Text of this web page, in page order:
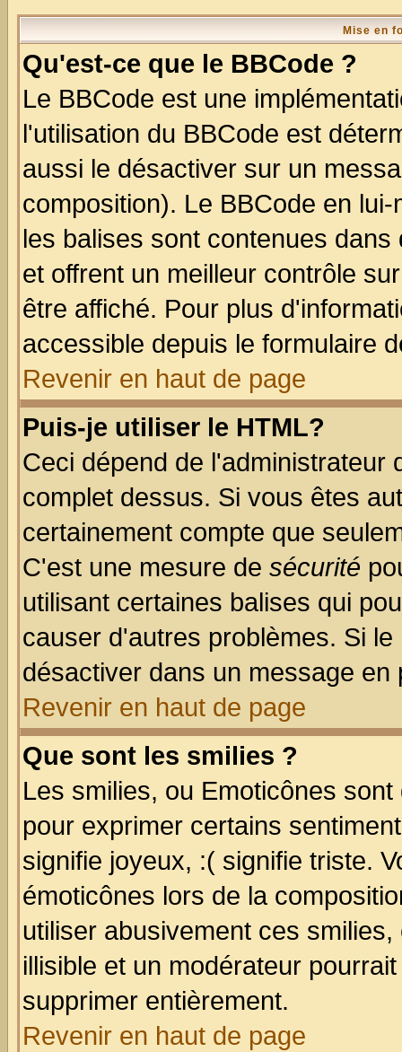
Mise en
Qu'est-ce que le BBCode ?
Le BBCode est une
l'utilisation du BBCode est
aussi le désactiver sur un
composition). Le BBCode en
les balises sont contenues
et offrent un meilleur contrôle
être affiché. Pour plus
accessible depuis le formulaire
Revenir en haut de page
Puis-je utiliser le HTML?
Ceci dépend de l'administrateur
complet dessus. Si vous êtes
certainement compte que
C'est une mesure de sécurité
utilisant certaines balises qui
causer d'autres problèmes. Si
désactiver dans un message
Revenir en haut de page
Que sont les smilies ?
Les smilies, ou Emoticônes
pour exprimer certains
signifie joyeux, :( signifie triste.
émoticônes lors de la
utiliser abusivement ces
illisible et un modérateur
supprimer entièrement.
Revenir en haut de page